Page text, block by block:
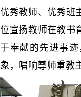
优秀教师、优秀班
位宣扬教师在教书
于奉献的先进事
象，唱响尊师重教